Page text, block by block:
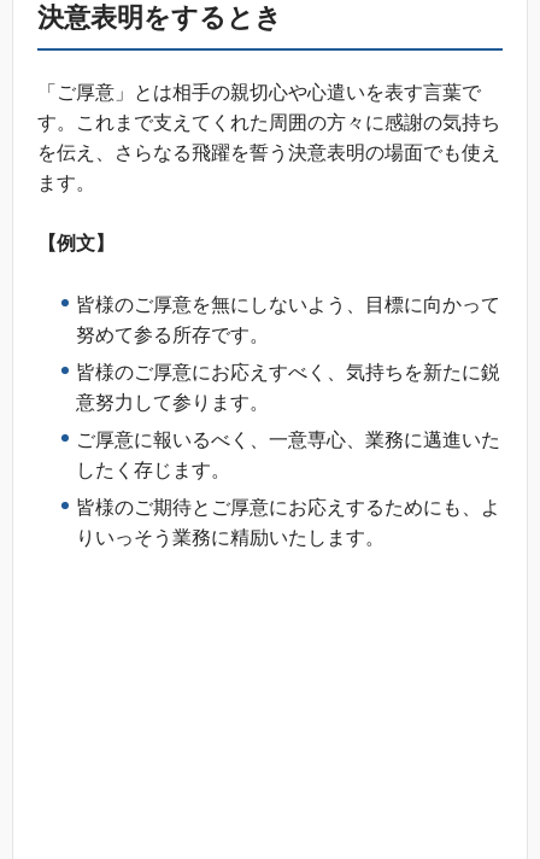
決意表明をするとき
「ご厚意」とは相手の親切心や心遣いを表す言葉で
す。これまで支えてくれた周囲の方々に感謝の気持ち
を伝え、さらなる飛躍を誓う決意表明の場面でも使え
ます。
【例文】
皆様のご厚意を無にしないよう、目標に向かって
努めて参る所存です。
皆様のご厚意にお応えすべく、気持ちを新たに鋭
意努力して参ります。
ご厚意に報いるべく、一意専心、業務に邁進いた
したく存じます。
皆様のご期待とご厚意にお応えするためにも、よ
りいっそう業務に精励いたします。